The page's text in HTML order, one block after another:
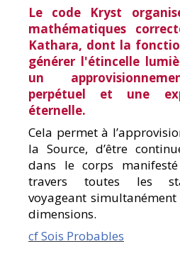
Le code Kryst
mathématiques
Kathara, dont la
générer l'étincelle
un
perpétuel et une
éternelle.
Cela permet à
la Source, d’être
dans le corps
travers toutes les
voyageant
dimensions.
cf Sois Probables